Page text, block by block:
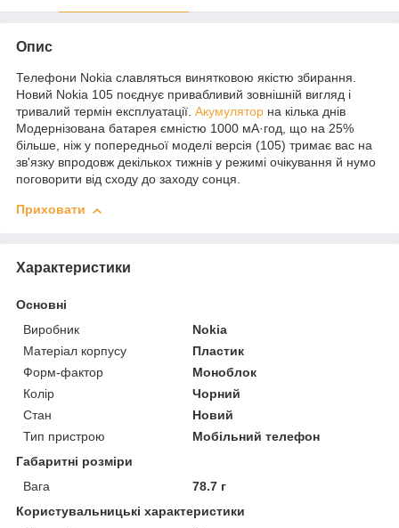
Опис
Телефони Nokia славляться винятковою якістю збирання.
Новий Nokia 105 поєднує привабливий зовнішній вигляд і
тривалий термін експлуатації. Акумулятор на кілька днів
Модернізована батарея ємністю 1000 мА·год, що на 25%
більше, ніж у попередньої моделі версія (105) тримає вас на
зв'язку впродовж декількох тижнів у режимі очікування й нумо
поговорити від сходу до заходу сонця.
Приховати
Характеристики
Основні
Виробник
Nokia
Матеріал корпусу
Пластик
Форм-фактор
Моноблок
Колір
Чорний
Стан
Новий
Тип пристрою
Мобільний телефон
Габаритні розміри
Вага
78.7 г
Користувальницькі характеристики